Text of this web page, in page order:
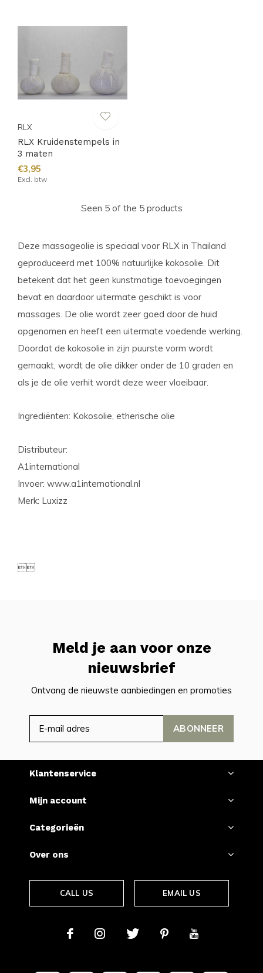
RLX
RLX Kruidenstempels in
3 maten
€3,95
Excl. btw
Seen 5 of the 5 products
Deze massageolie is speciaal voor RLX in Thailand
geproduceerd met 100% natuurlijke kokosolie. Dit
betekent dat het geen kunstmatige toevoegingen
bevat en daardoor uitermate geschikt is voor
massages. De olie wordt zeer goed door de huid
opgenomen en heeft een uitermate voedende werking.
Doordat de kokosolie in zijn puurste vorm wordt
gemaakt, wordt de olie dikker onder de 10 graden en
als je de olie verhit wordt deze weer vloeibaar.
Ingrediënten: Kokosolie, etherische olie
Distributeur:
A1international
Invoer: www.a1international.nl
Merk: Luxizz

Meld je aan voor onze
nieuwsbrief
Ontvang de nieuwste aanbiedingen en promoties
ABONNEER
Klantenservice
Mijn account
Categorieën
Over ons
CALL US EMAIL US